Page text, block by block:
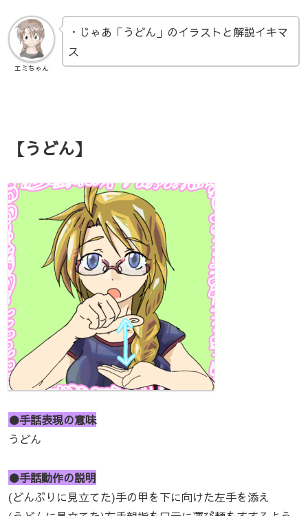
エミちゃん
・じゃあ「うどん」のイラストと解説イキマ
ス
【うどん】
●手話表現の意味
うどん
●手話動作の説明
(どんぶりに見立てた)手の甲を下に向けた左手を添え